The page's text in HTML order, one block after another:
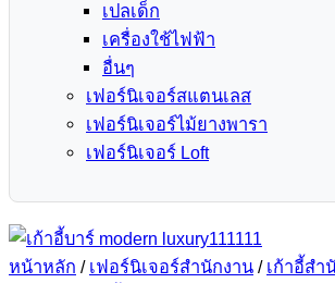
เปลเด็ก
เครื่องใช้ไฟฟ้า
อื่นๆ
เฟอร์นิเจอร์สแตนเลส
เฟอร์นิเจอร์ไม้ยางพารา
เฟอร์นิเจอร์ Loft
หน้าหลัก / เฟอร์นิเจอร์สำนักงาน / เก้าอี้สำ